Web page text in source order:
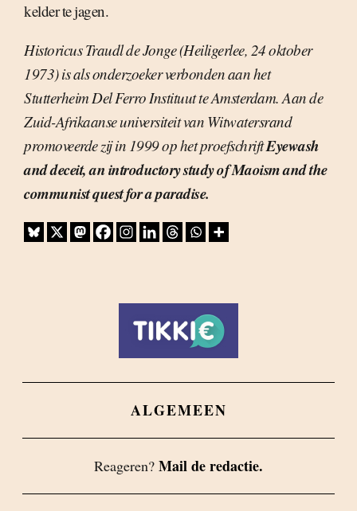
kelder te jagen.
Historicus Traudl de Jonge (Heiligerlee, 24 oktober
1973) is als onderzoeker verbonden aan het
Stutterheim Del Ferro Instituut te Amsterdam. Aan de
Zuid-Afrikaanse universiteit van Witwatersrand
promoveerde zij in 1999 op het proefschriftEyewash
and deceit, an introductory study of Maoism and the
communist quest for a paradise.
ALGEMEEN
Reageren? Mail de redactie.